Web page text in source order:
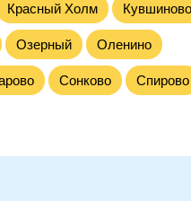
Красный Холм Кувшиново
Озерный Оленино
Сонково Спирово